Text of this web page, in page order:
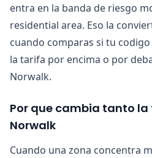
entra en la banda de riesgo
residential area. Eso la
cuando comparas si tu
la tarifa por encima o por
Norwalk.
Por que cambia tanto
Norwalk
Cuando una zona concentra